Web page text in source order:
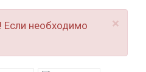
×
Если необходимо